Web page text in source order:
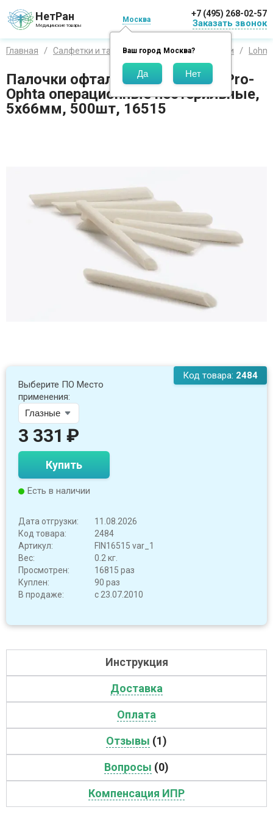
НетРан
Медицинские товары
Москва
Ваш город Москва?
+7 (495) 268-02-57
Заказать звонок
Главная Салфетки и тампоны Салфетки и повязки
Палочки офтальмологические Pro-
Ophta операционные нестерильные,
5х66мм, 500шт, 16515
Код товара: 2484
Выберите ПО Место
применения:
3 331 ₽
Купить
Есть в наличии
Дата отгрузки:
11.08.2026
Код товара:
2484
Артикул:
FIN16515 var_1
Вес:
0.2 кг.
Просмотрен:
16815 раз
Куплен:
90 раз
В продаже:
с 23.07.2010
Инструкция
Доставка
Оплата
Отзывы (1)
Вопросы (0)
Компенсация ИПР